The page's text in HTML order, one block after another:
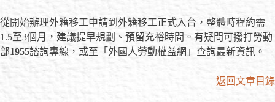
從開始辦理外籍移工申請到外籍移工正式入台，整體時程約需
1.5至3個月，建議提早規劃、預留充裕時間。有疑問可撥打勞動
部1955諮詢專線，或至「外國人勞動權益網」查詢最新資訊。
返回文章目錄